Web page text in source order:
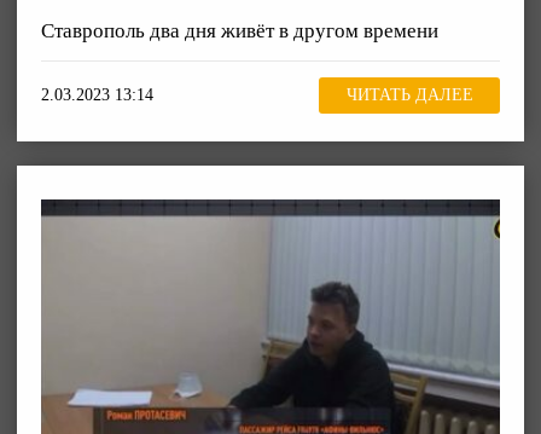
Ставрополь два дня живёт в другом времени
2.03.2023 13:14 ЧИТАТЬ ДАЛЕЕ